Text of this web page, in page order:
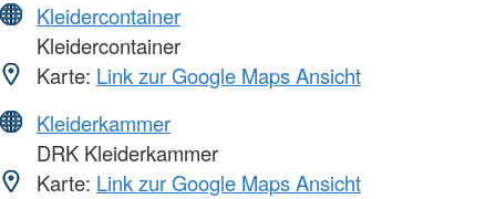
Kleidercontainer
Kleidercontainer
Karte: Link zur Google Maps Ansicht
Kleiderkammer
DRK Kleiderkammer
Karte: Link zur Google Maps Ansicht